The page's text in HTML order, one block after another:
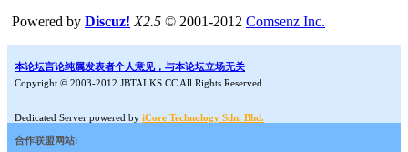
Powered by Discuz! X2.5 © 2001-2012 Comsenz Inc.
本论坛言论纯属发表者个人意见，与本论坛立场无关
Copyright © 2003-2012 JBTALKS.CC All Rights Reserved
Dedicated Server powered by iCore Technology Sdn. Bhd.
合作联盟网站: